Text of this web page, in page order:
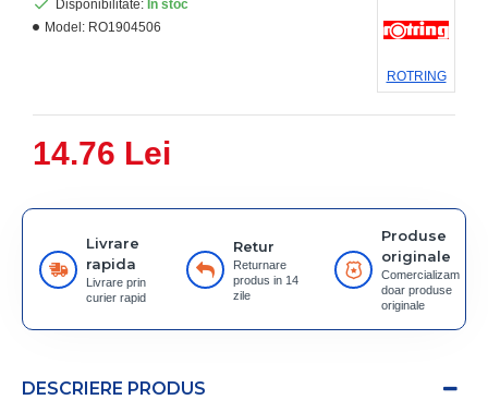
14.76 Lei
Disponibilitate: In stoc
Model: RO1904506
ROTRING
Livrare
rapida
Livrare prin
curier rapid
Retur
Returnare
produs in 14
zile
Produse
originale
Comercializam
doar produse
originale
DESCRIERE PRODUS